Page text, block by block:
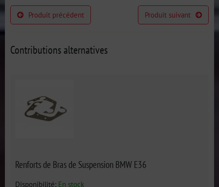
Produit précédent Produit suivant
Contributions alternatives
Renforts de Bras de Suspension BMW E36
Disponibilité: En stock